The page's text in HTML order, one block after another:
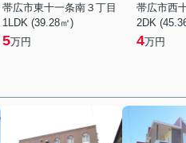
帯広市東十一条南３丁目
1LDK (39.28㎡)
5万円
帯広市西
2DK
4万円